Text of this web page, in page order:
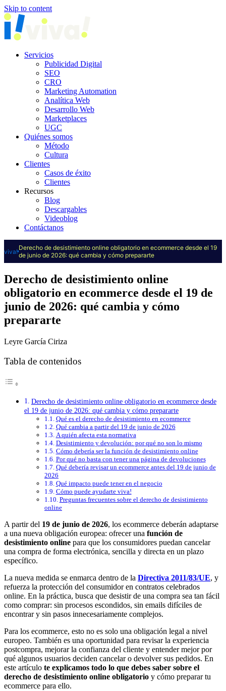
Skip to content
Servicios
Publicidad Digital
SEO
CRO
Marketing Automation
Analítica Web
Desarrollo Web
Marketplaces
UGC
Quiénes somos
Método
Cultura
Clientes
Casos de éxito
Clientes
Recursos
Blog
Descargables
Videoblog
Contáctanos
viva! Derecho de desistimiento online obligatorio en ecommerce desde el 19
de junio de 2026: qué cambia y cómo prepararte
Derecho de desistimiento online
obligatorio en ecommerce desde el 19 de
junio de 2026: qué cambia y cómo
prepararte
Leyre García Ciriza
Tabla de contenidos
Derecho de desistimiento online obligatorio en ecommerce desde
el 19 de junio de 2026: qué cambia y cómo prepararte
Qué es el derecho de desistimiento en ecommerce
Qué cambia a partir del 19 de junio de 2026
A quién afecta esta normativa
Desistimiento y devolución: por qué no son lo mismo
Cómo debería ser la función de desistimiento online
Por qué no basta con tener una página de devoluciones
Qué debería revisar un ecommerce antes del 19 de junio de
2026
Qué impacto puede tener en el negocio
Cómo puede ayudarte viva!
Preguntas frecuentes sobre el derecho de desistimiento
online
A partir del 19 de junio de 2026, los ecommerce deberán adaptarse
a una nueva obligación europea: ofrecer una función de
desistimiento online para que los consumidores puedan cancelar
una compra de forma electrónica, sencilla y directa en un plazo
específico.
La nueva medida se enmarca dentro de la Directiva 2011/83/UE, y
refuerza la protección del consumidor en contratos celebrados
online. En la práctica, busca que desistir de una compra sea tan fácil
como comprar: sin procesos escondidos, sin emails difíciles de
encontrar y sin pasos innecesariamente complejos.
Para los ecommerce, esto no es solo una obligación legal a nivel
europeo. También es una oportunidad para revisar la experiencia
postcompra, mejorar la confianza del cliente y entender mejor por
qué algunos usuarios deciden cancelar o devolver sus pedidos. En
este artículo te explicamos todo lo que debes saber sobre el
derecho de desistimiento online obligatorio y cómo preparar tu
ecommerce para ello.